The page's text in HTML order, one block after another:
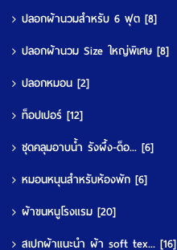
ปลอกผ้านวมสำหรับ 6 ฟุต [8]
ปลอกผ้านวม Size ใหญ่พิเศษ [8]
ปลอกหมอน [2]
ท็อปเปอร์ [12]
ชุดคลุมอาบน้ำ รังผึ้ง-ด็อ... [6]
หมอนหนุนสำหรับห้องพัก [6]
ผ้าขนหนูโรงแรม [20]
สเปกผ้าแนะนำ ผ้า soft tex... [16]